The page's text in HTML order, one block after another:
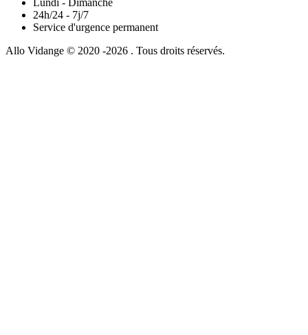
24h/24 - 7j/7
Service d'urgence permanent
Allo Vidange © 2020 -2026 . Tous droits réservés.